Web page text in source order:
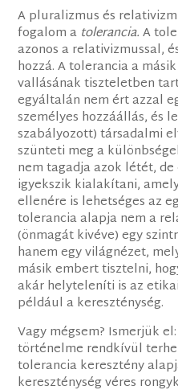
A pluralizmus és
fogalom a tolerancia.A
azonos a relativizmussal,
hozzá. A tolerancia a
vallásának tiszteletben
egyáltalán nem ért azzal
személyes hozzáállás, és
szabályozott) társadalmi
szünteti meg a
nem tagadja azok létét, de
igyekszik kialakítani,
ellenére is lehetséges az
tolerancia alapja nem a
(önmagát kivéve) egy
hanem egy világnézet,
másik embert tisztelni,
akár helyteleníti is az
például a kereszténység.
Vagy mégsem? Ismerjük
történelme rendkívül
tolerancia keresztény
kereszténység véres